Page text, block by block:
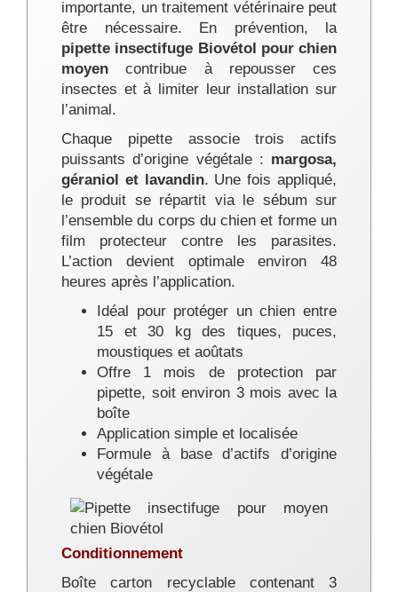
importante, un traitement vétérinaire peut
être nécessaire. En prévention, la
pipette insectifuge Biovétol pour chien
moyen contribue à repousser ces
insectes et à limiter leur installation sur
l’animal.
Chaque pipette associe trois actifs
puissants d’origine végétale : margosa,
géraniol et lavandin. Une fois appliqué,
le produit se répartit via le sébum sur
l’ensemble du corps du chien et forme un
film protecteur contre les parasites.
L’action devient optimale environ 48
heures après l’application.
Idéal pour protéger un chien entre
15 et 30 kg des tiques, puces,
moustiques et aoûtats
Offre 1 mois de protection par
pipette, soit environ 3 mois avec la
boîte
Application simple et localisée
Formule à base d’actifs d’origine
végétale
Conditionnement
Boîte carton recyclable contenant 3